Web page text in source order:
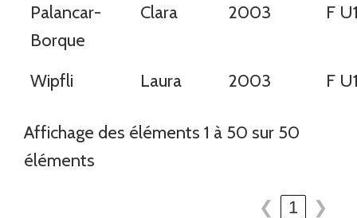
Palancar-
Borque
Clara 2003 F
Wipfli Laura 2003 F
Affichage des éléments 1 à 50 sur 50
éléments
❮ 1 ❯